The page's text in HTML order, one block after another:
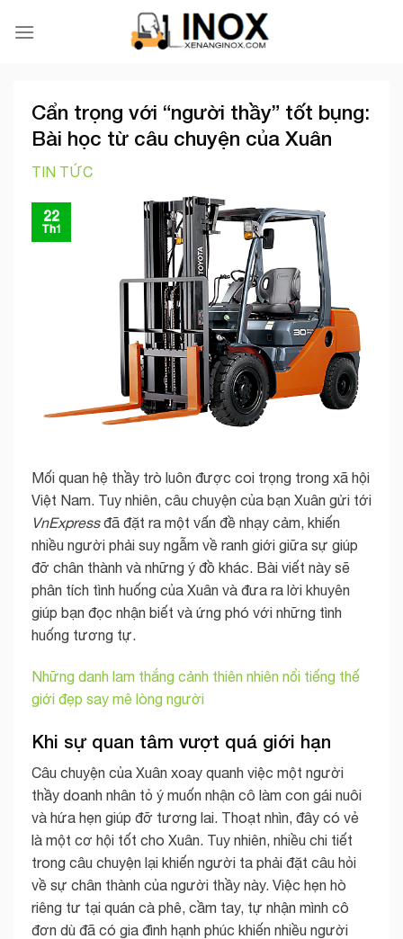
Cẩn trọng với “người thầy” tốt bụng:
Bài học từ câu chuyện của Xuân
TIN TỨC
22
Th1
Mối quan hệ thầy trò luôn được coi trọng trong xã hội
Việt Nam. Tuy nhiên, câu chuyện của bạn Xuân gửi tới
VnExpressđã đặt ra một vấn đề nhạy cảm, khiến
nhiều người phải suy ngẫm về ranh giới giữa sự giúp
đỡ chân thành và những ý đồ khác. Bài viết này sẽ
phân tích tình huống của Xuân và đưa ra lời khuyên
giúp bạn đọc nhận biết và ứng phó với những tình
huống tương tự.
Những danh lam thắng cảnh thiên nhiên nổi tiếng thế
giới đẹp say mê lòng người
Khi sự quan tâm vượt quá giới hạn
Câu chuyện của Xuân xoay quanh việc một người
thầy doanh nhân tỏ ý muốn nhận cô làm con gái nuôi
và hứa hẹn giúp đỡ tương lai. Thoạt nhìn, đây có vẻ
là một cơ hội tốt cho Xuân. Tuy nhiên, nhiều chi tiết
trong câu chuyện lại khiến người ta phải đặt câu hỏi
về sự chân thành của người thầy này. Việc hẹn hò
riêng tư tại quán cà phê, cầm tay, tự nhận mình cô
đơn dù đã có gia đình hạnh phúc khiến nhiều người